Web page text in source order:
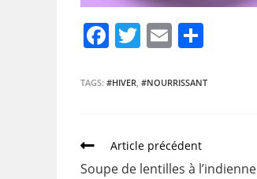
F
c
b
o
T
itt
E
ai ta
TAGS: #HIVER, #NOURRISSANT
Article précédent
Soupe de lentilles à l’indienne